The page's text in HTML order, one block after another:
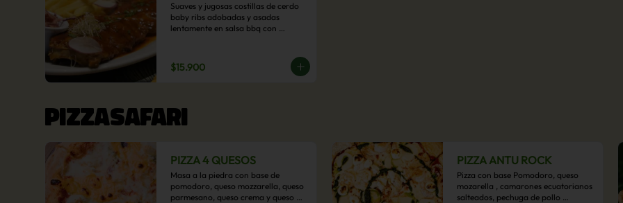
Suaves y jugosas costillas de cerdo
baby ribs adobadas y asadas
lentamente en salsa bbq con
tradicional, Puré picante, Verduras
salteadas, Papas parmentier, Papas
$15.900
PIZZASAFARI
PIZZA 4 QUESOS
Masa a la piedra con base de
pomodoro, queso mozzarella, queso
parmesano, queso crema y queso
PIZZA ANTU ROCK
Pizza con base Pomodoro, queso
mozarella , camarones ecuatorianos
salteados, pechuga de pollo